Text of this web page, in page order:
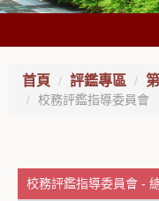
首頁 評鑑專區
校務評鑑指導委員會
校務評鑑指導委員會 -